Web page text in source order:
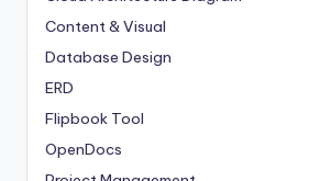
Content & Visual
Database Design
ERD
Flipbook Tool
OpenDocs